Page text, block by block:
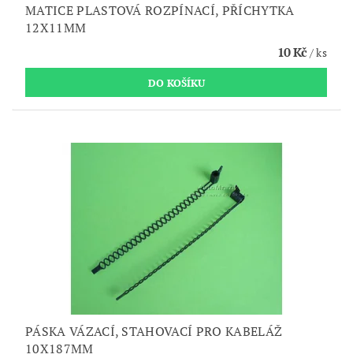
MATICE PLASTOVÁ ROZPÍNACÍ, PŘÍCHYTKA
12X11MM
10 Kč/ ks
PÁSKA VÁZACÍ, STAHOVACÍ PRO KABELÁŽ
10X187MM